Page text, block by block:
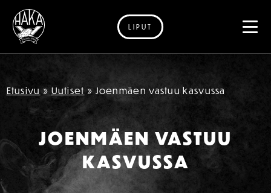
Siirry sisältöön
LIPUT
Etusivu » Uutiset » Joenmäen vastuu kasvussa
JOENMÄEN VASTUU
KASVUSSA